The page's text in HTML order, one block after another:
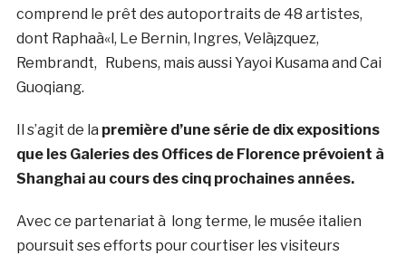
comprend le prêt des autoportraits de 48 artistes,
dont Raphaà«l, Le Bernin, Ingres, Velà¡zquez,
Rembrandt, Rubens, mais aussi Yayoi Kusama and Cai
Guoqiang.
Il s’agit de la première d’une série de dix expositions
que les Galeries des Offices de Florence prévoient à
Shanghai au cours des cinq prochaines années.
Avec ce partenariat à long terme, le musée italien
poursuit ses efforts pour courtiser les visiteurs